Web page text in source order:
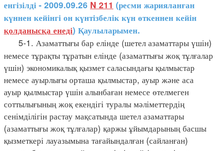
енгізілді - 2009.09.26 N 211 (ресми жарияланған
күннен кейінгі он күнтізбелік күн өткеннен кейін
қолданысқа енеді) Қаулыларымен.
5-1. Азаматтығы бар елінде (шетел азаматтары үшін)
немесе тұрақты тұратын елінде (азаматтығы жоқ тұлғалар
үшін) экономикалық қызмет саласындағы қылмыстар
немесе ауырлығы орташа қылмыстар, ауыр және аса
ауыр қылмыстар үшін алынбаған немесе өтелмеген
соттылығының жоқ екендігі туралы мәліметтердің
сенімділігін растау мақсатында шетел азаматтары
(азаматтығы жоқ тұлғалар) қаржы ұйымдарының басшы
қызметкері лауазымына тағайындалған (сайланған)